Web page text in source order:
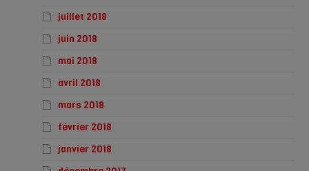
juillet 2018
juin 2018
mai 2018
avril 2018
mars 2018
février 2018
janvier 2018